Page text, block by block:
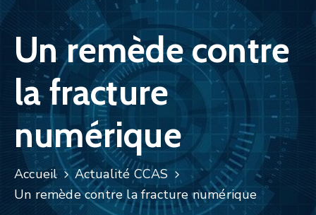
Manifestations
Vie
Municipale
Services
Jeunesse
Un remède contre
la fracture
numérique
Accueil
Actualité CCAS
Un remède contre la fracture numérique